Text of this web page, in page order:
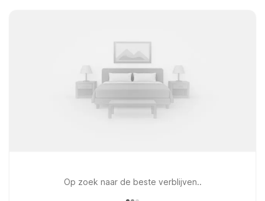
Op zoek naar de beste verblijven..